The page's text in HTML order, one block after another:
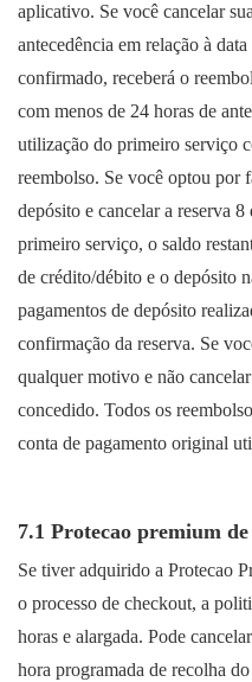
aplicativo. Se você cancelar
antecedência em relação à
confirmado, receberá o
com menos de 24 horas de
utilização do primeiro serviço
reembolso. Se você optou por
depósito e cancelar a reserva
primeiro serviço, o saldo
de crédito/débito e o depósito
pagamentos de depósito
confirmação da reserva. Se
qualquer motivo e não
concedido. Todos os
conta de pagamento original
7.1 Protecao premium
Se tiver adquirido a Protecao
o processo de checkout, a
horas e alargada. Pode
hora programada de recolha